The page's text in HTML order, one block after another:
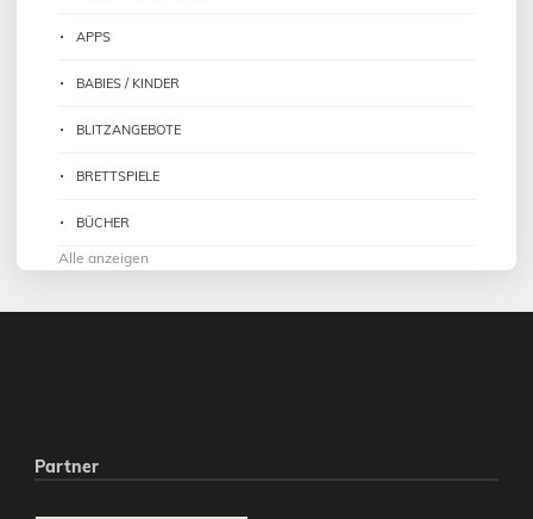
APPS
BABIES / KINDER
BLITZANGEBOTE
BRETTSPIELE
BÜCHER
Alle anzeigen
Partner